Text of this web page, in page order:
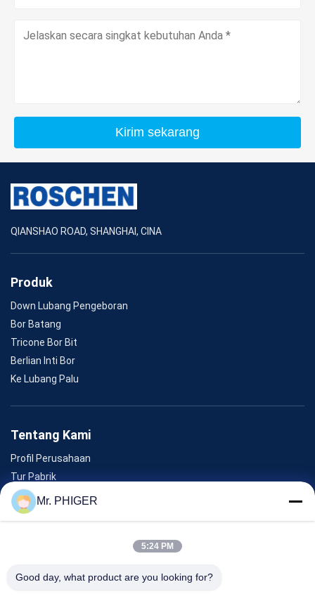
Kirim sekarang
QIANSHAO ROAD, SHANGHAI, CINA
Produk
Down Lubang Pengeboran
Bor Batang
Tricone Bor Bit
Berlian Inti Bor
Ke Lubang Palu
Tentang Kami
Profil Perusahaan
Tur Pabrik
Kontrol Kualitas
Sitemap
Mr. PHIGER
5:24 PM
Good day, what product are you looking for?